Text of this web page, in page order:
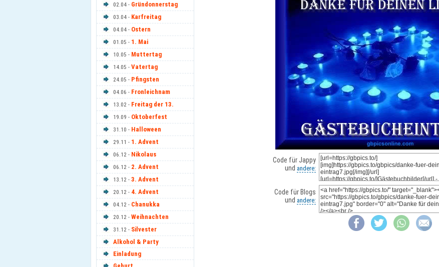
02.04 - Gründonnerstag
03.04 - Karfreitag
04.04 - Ostern
01.05 - 1. Mai
10.05 - Muttertag
14.05 - Vatertag
24.05 - Pfingsten
04.06 - Fronleichnam
13.02 - Freitag der 13.
19.09 - Oktoberfest
31.10 - Halloween
29.11 - 1. Advent
06.12 - Nikolaus
06.12 - 2. Advent
13.12 - 3. Advent
20.12 - 4. Advent
04.12 - Chanukka
20.12 - Weihnachten
31.12 - Silvester
Alkohol & Party
Einladung
Code für Jappy
und andere:
Code für Blogs
und andere: